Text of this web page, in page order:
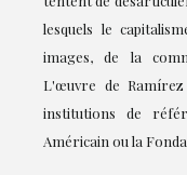
lesquels le
images, de la
L'œuvre de
institutions de
Américain ou la